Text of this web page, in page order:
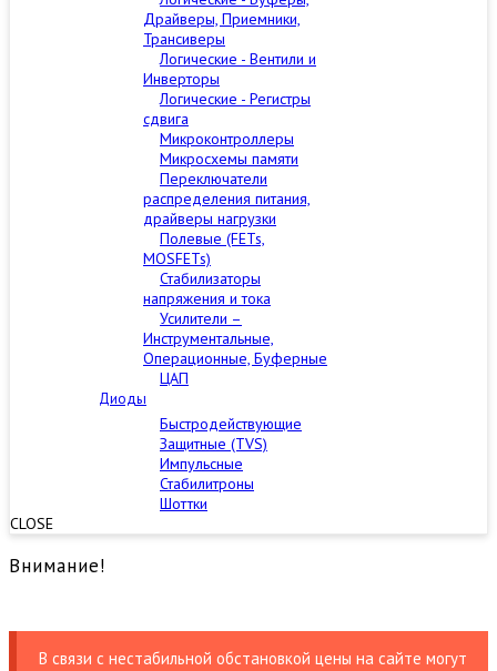
Драйверы, Приемники,
Трансиверы
Логические - Вентили и
Инверторы
Логические - Регистры
сдвига
Микроконтроллеры
Микросхемы памяти
Переключатели
распределения питания,
драйверы нагрузки
Полевые (FETs,
MOSFETs)
Стабилизаторы
напряжения и тока
Усилители –
Инструментальные,
Операционные, Буферные
ЦАП
Диоды
Быстродействующие
Защитные (TVS)
Импульсные
Стабилитроны
Шоттки
CLOSE
Внимание!
В связи с нестабильной обстановкой цены на сайте могут